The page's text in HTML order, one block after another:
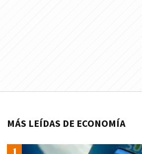
MÁS LEÍDAS DE ECONOMÍA